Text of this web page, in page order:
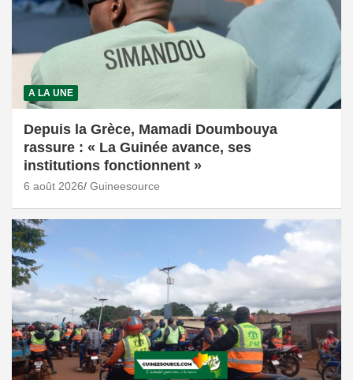
A LA UNE
Depuis la Grèce, Mamadi Doumbouya
rassure : « La Guinée avance, ses
institutions fonctionnent »
6 août 2026 Guineesource